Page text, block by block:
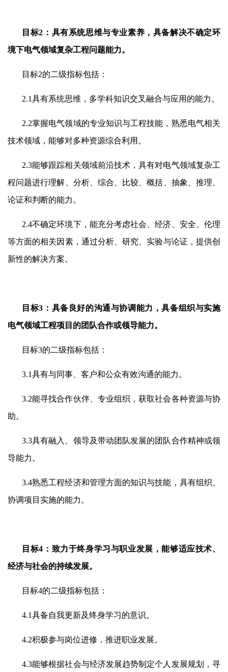
目标2 ：具有系统思维与专业素养，具备解决不确定环
境下电气领域复杂工程问题能力。
目标2的二级指标包括：
2.1具有系统思维，多学科知识交叉融合与应用的能力。
2.2掌握电气领域的专业知识与工程技能，熟悉电气相关
技术领域，能够对多种资源综合利用。
2.3能够跟踪相关领域前沿技术，具有对电气领域复杂工
程问题进行理解、分析、综合、比较、概括、抽象、推理、
论证和判断的能力。
2.4不确定环境下，能充分考虑社会、经济、安全、伦理
等方面的相关因素，通过分析、研究、实验与论证，提供创
新性的解决方案。
目标3 ：具备良好的沟通与协调能力，具备组织与实施
电气领域工程项目的团队合作或领导能力。
目标3的二级指标包括：
3.1具有与同事、客户和公众有效沟通的能力。
3.2能寻找合作伙伴、专业组织，获取社会各种资源与协
助。
3.3具有融入、领导及带动团队发展的团队合作精神或领
导能力。
3.4熟悉工程经济和管理方面的知识与技能，具有组织、
协调项目实施的能力。
目标4 ：致力于终身学习与职业发展，能够适应技术、
经济与社会的持续发展。
目标4的二级指标包括：
4.1具备自我更新及终身学习的意识。
4.2积极参与岗位进修，推进职业发展。
4.3能够根据社会与经济发展趋势制定个人发展规划，寻